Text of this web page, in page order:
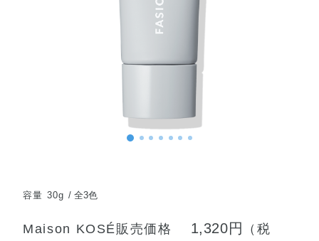
容量 30g 全3色
Maison KOSÉ販売価格 1,320円
（税